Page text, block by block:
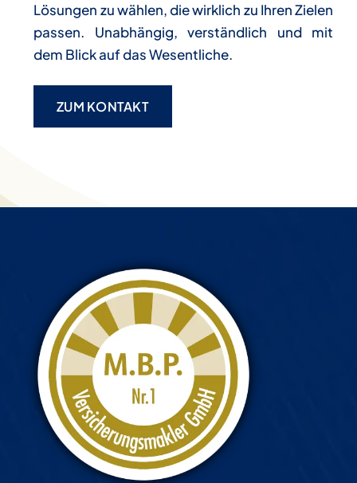
Lösungen zu wählen, die wirklich zu Ihren Zielen
passen. Unabhängig, verständlich und mit
dem Blick auf das Wesentliche.
ZUM KONTAKT